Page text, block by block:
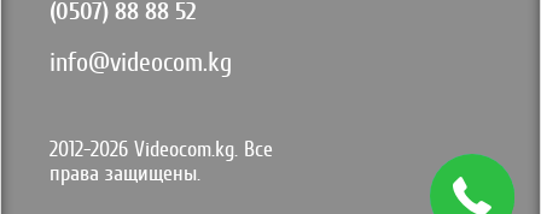
(0507) 88 88 52
info@videocom.kg
2012-2026 Videocom.kg. Все
права защищены.